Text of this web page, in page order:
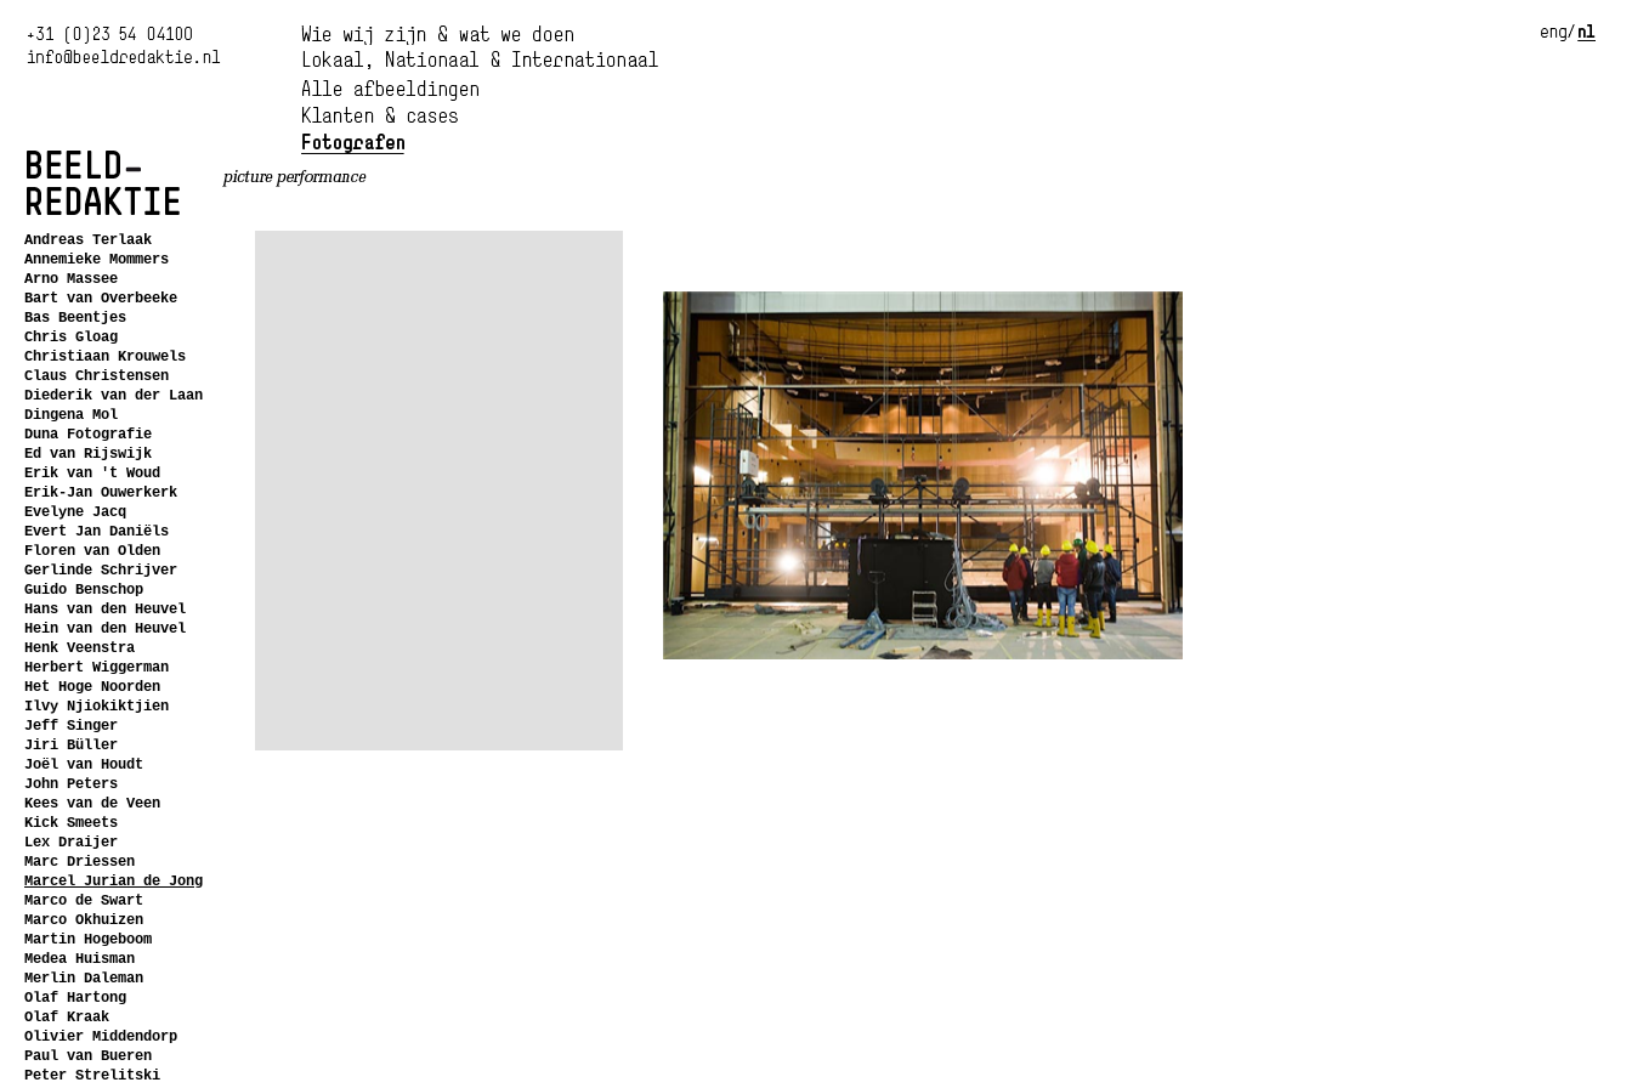
Andreas Terlaak
Annemieke Mommers
Arno Massee
Bart van Overbeeke
Bas Beentjes
Chris Gloag
Christiaan Krouwels
Claus Christensen
Diederik van der Laan
Dingena Mol
Duna Fotografie
Ed van Rijswijk
Erik van 't Woud
Erik-Jan Ouwerkerk
Evelyne Jacq
Evert Jan Daniëls
Floren van Olden
Gerlinde Schrijver
Guido Benschop
Hans van den Heuvel
Hein van den Heuvel
Henk Veenstra
Herbert Wiggerman
Het Hoge Noorden
Ilvy Njiokiktjien
Jeff Singer
Jiri Büller
Joël van Houdt
John Peters
Kees van de Veen
Kick Smeets
Lex Draijer
Marc Driessen
Marcel Jurian de Jong
Marco de Swart
Marco Okhuizen
Martin Hogeboom
Medea Huisman
Merlin Daleman
Olaf Hartong
Olaf Kraak
Olivier Middendorp
Paul van Bueren
Peter Strelitski